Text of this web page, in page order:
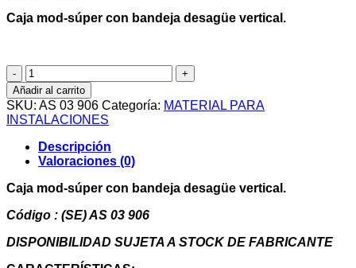
Caja mod-súper con bandeja desagüe vertical.
Caja
mod-
súper
con
bandeja
desagüe
vertical.
cantidad
Añadir al carrito
SKU: AS 03 906 Categoría: MATERIAL PARA
INSTALACIONES
Descripción
Valoraciones (0)
Caja mod-súper con bandeja desagüe vertical.
Código : (SE) AS 03 906
DISPONIBILIDAD SUJETA A STOCK DE FABRICANTE